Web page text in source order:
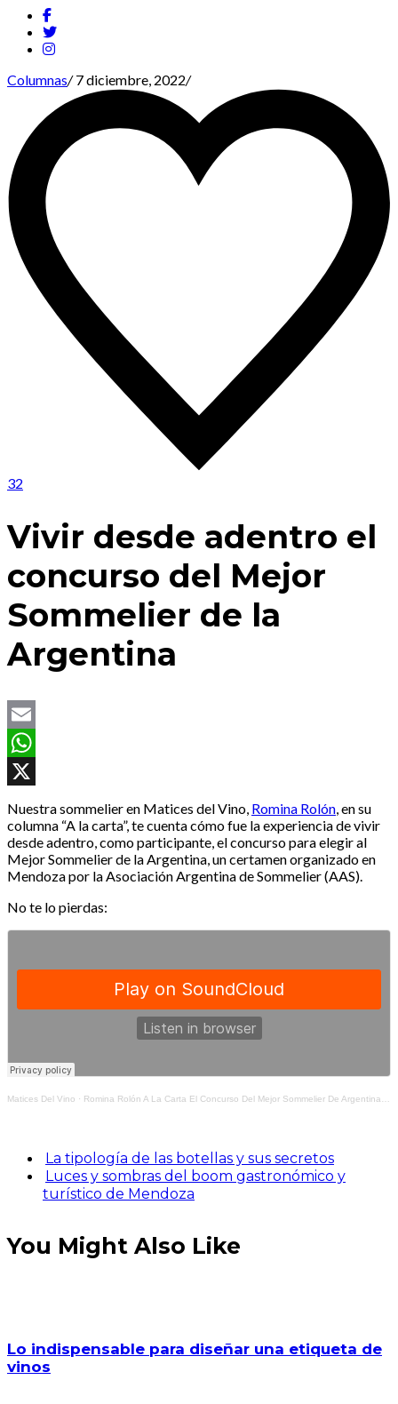
Columnas/7 diciembre, 2022/
32
Vivir desde adentro el
concurso del Mejor
Sommelier de la
Argentina
Email
WhatsApp
Nuestra sommelier en Matices del Vino, Romina Rolón, en su
columna “A la carta”, te cuenta cómo fue la experiencia de vivir
desde adentro, como participante, el concurso para elegir al
Mejor Sommelier de la Argentina, un certamen organizado en
Mendoza por la Asociación Argentina de Sommelier (AAS).
No te lo pierdas:
Matices Del Vino · Romina Rolón A La Carta El Concurso Del Mejor Sommelier De Argentina Desde Adentro
La tipología de las botellas y sus secretos
Luces y sombras del boom gastronómico y
turístico de Mendoza
You Might Also Like
Lo indispensable para diseñar una etiqueta de
vinos